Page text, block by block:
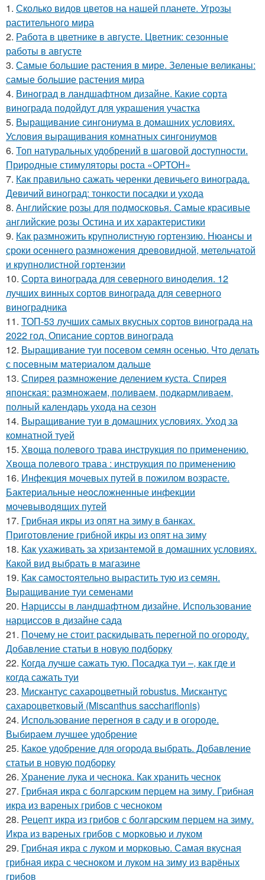
1. Сколько видов цветов на нашей планете. Угрозы
растительного мира
2. Работа в цветнике в августе. Цветник: сезонные
работы в августе
3. Самые большие растения в мире. Зеленые великаны:
самые большие растения мира
4. Виноград в ландшафтном дизайне. Какие сорта
винограда подойдут для украшения участка
5. Выращивание сингониума в домашних условиях.
Условия выращивания комнатных сингониумов
6. Топ натуральных удобрений в шаговой доступности.
Природные стимуляторы роста «ОРТОН»
7. Как правильно сажать черенки девичьего винограда.
Девичий виноград: тонкости посадки и ухода
8. Английские розы для подмосковья. Самые красивые
английские розы Остина и их характеристики
9. Как размножить крупнолистную гортензию. Нюансы и
сроки осеннего размножения древовидной, метельчатой
и крупнолистной гортензии
10. Сорта винограда для северного виноделия. 12
лучших винных сортов винограда для северного
виноградника
11. ТОП-53 лучших самых вкусных сортов винограда на
2022 год. Описание сортов винограда
12. Выращивание туи посевом семян осенью. Что делать
с посевным материалом дальше
13. Спирея размножение делением куста. Спирея
японская: размножаем, поливаем, подкармливаем,
полный календарь ухода на сезон
14. Выращивание туи в домашних условиях. Уход за
комнатной туей
15. Хвоща полевого трава инструкция по применению.
Хвоща полевого трава : инструкция по применению
16. Инфекция мочевых путей в пожилом возрасте.
Бактериальные неосложненные инфекции
мочевыводящих путей
17. Грибная икры из опят на зиму в банках.
Приготовление грибной икры из опят на зиму
18. Как ухаживать за хризантемой в домашних условиях.
Какой вид выбрать в магазине
19. Как самостоятельно вырастить тую из семян.
Выращивание туи семенами
20. Нарциссы в ландшафтном дизайне. Использование
нарциссов в дизайне сада
21. Почему не стоит раскидывать перегной по огороду.
Добавление статьи в новую подборку
22. Когда лучше сажать тую. Посадка туи –, как где и
когда сажать туи
23. Мискантус сахароцветный robustus. Мискантус
сахароцветковый (Miscanthus sacchariflonis)
24. Использование перегноя в саду и в огороде.
Выбираем лучшее удобрение
25. Какое удобрение для огорода выбрать. Добавление
статьи в новую подборку
26. Хранение лука и чеснока. Как хранить чеснок
27. Грибная икра с болгарским перцем на зиму. Грибная
икра из вареных грибов с чесноком
28. Рецепт икра из грибов с болгарским перцем на зиму.
Икра из вареных грибов с морковью и луком
29. Грибная икра с луком и морковью. Самая вкусная
грибная икра с чесноком и луком на зиму из варёных
грибов